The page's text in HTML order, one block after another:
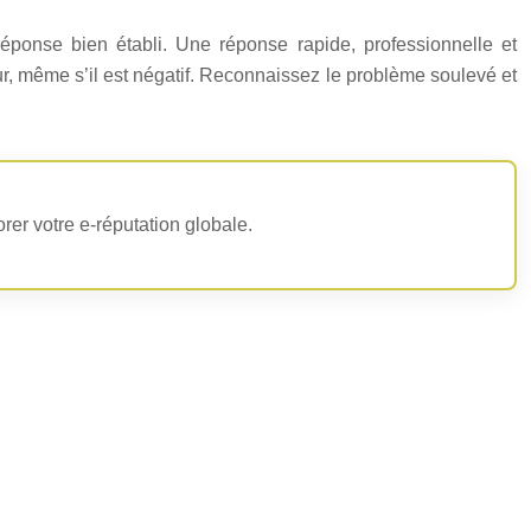
bien établi. Une réponse rapide, professionnelle et
même s’il est négatif. Reconnaissez le problème soulevé et
votre e-réputation globale.